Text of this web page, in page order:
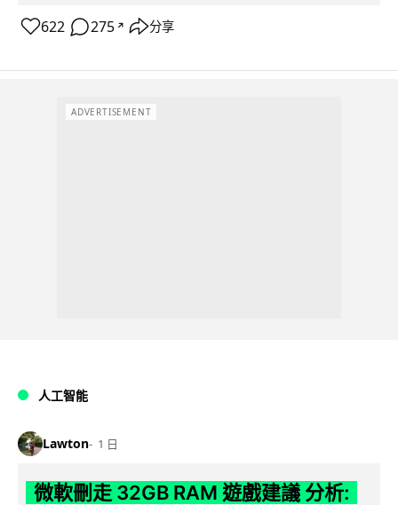
622 275 ↗ 分享
ADVERTISEMENT
人工智能
Lawton 1 日
微軟刪走 32GB RAM 遊戲建議 分析: